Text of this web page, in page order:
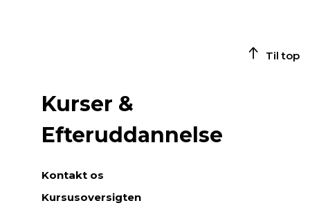
Til top
Kurser &
Efteruddannelse
Kontakt os
Kursusoversigten